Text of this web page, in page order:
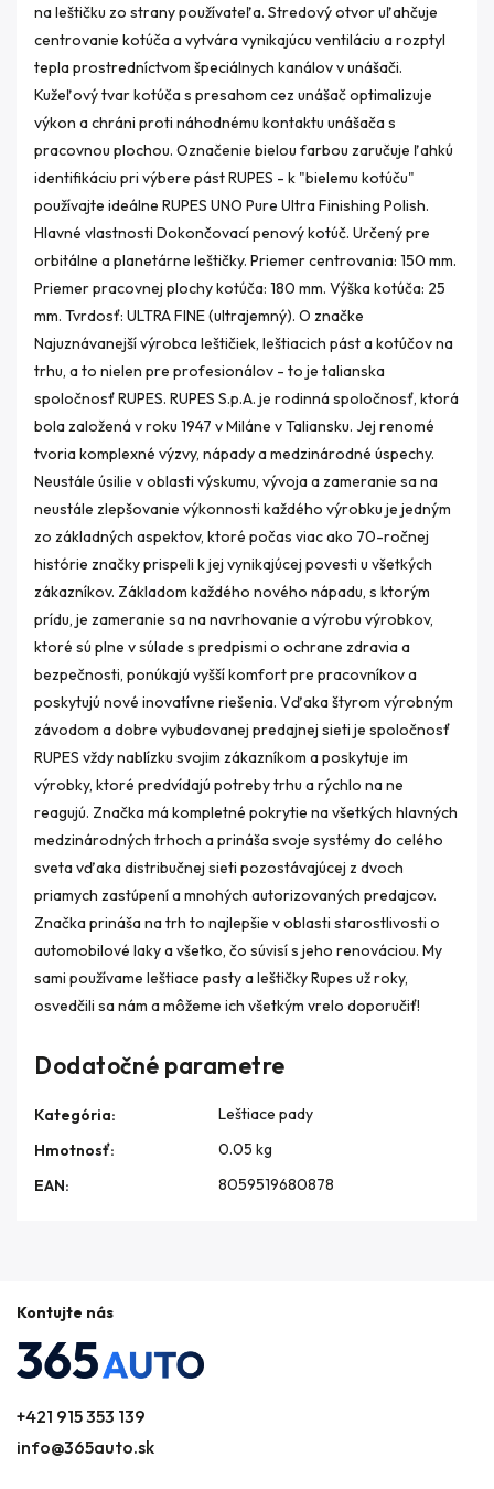
na leštičku zo strany používateľa. Stredový otvor uľahčuje
centrovanie kotúča a vytvára vynikajúcu ventiláciu a rozptyl
tepla prostredníctvom špeciálnych kanálov v unášači.
Kužeľový tvar kotúča s presahom cez unášač optimalizuje
výkon a chráni proti náhodnému kontaktu unášača s
pracovnou plochou. Označenie bielou farbou zaručuje ľahkú
identifikáciu pri výbere pást RUPES - k "bielemu kotúču"
používajte ideálne RUPES UNO Pure Ultra Finishing Polish.
Hlavné vlastnosti Dokončovací penový kotúč. Určený pre
orbitálne a planetárne leštičky. Priemer centrovania: 150 mm.
Priemer pracovnej plochy kotúča: 180 mm. Výška kotúča: 25
mm. Tvrdosť: ULTRA FINE (ultrajemný). O značke
Najuznávanejší výrobca leštičiek, leštiacich pást a kotúčov na
trhu, a to nielen pre profesionálov - to je talianska
spoločnosť RUPES. RUPES S.p.A. je rodinná spoločnosť, ktorá
bola založená v roku 1947 v Miláne v Taliansku. Jej renomé
tvoria komplexné výzvy, nápady a medzinárodné úspechy.
Neustále úsilie v oblasti výskumu, vývoja a zameranie sa na
neustále zlepšovanie výkonnosti každého výrobku je jedným
zo základných aspektov, ktoré počas viac ako 70-ročnej
histórie značky prispeli k jej vynikajúcej povesti u všetkých
zákazníkov. Základom každého nového nápadu, s ktorým
prídu, je zameranie sa na navrhovanie a výrobu výrobkov,
ktoré sú plne v súlade s predpismi o ochrane zdravia a
bezpečnosti, ponúkajú vyšší komfort pre pracovníkov a
poskytujú nové inovatívne riešenia. Vďaka štyrom výrobným
závodom a dobre vybudovanej predajnej sieti je spoločnosť
RUPES vždy nablízku svojim zákazníkom a poskytuje im
výrobky, ktoré predvídajú potreby trhu a rýchlo na ne
reagujú. Značka má kompletné pokrytie na všetkých hlavných
medzinárodných trhoch a prináša svoje systémy do celého
sveta vďaka distribučnej sieti pozostávajúcej z dvoch
priamych zastúpení a mnohých autorizovaných predajcov.
Značka prináša na trh to najlepšie v oblasti starostlivosti o
automobilové laky a všetko, čo súvisí s jeho renováciou. My
sami používame leštiace pasty a leštičky Rupes už roky,
osvedčili sa nám a môžeme ich všetkým vrelo doporučiť!
Dodatočné parametre
Kategória:
Leštiace pady
Hmotnosť:
0.05 kg
EAN: 8059519680878
Kontujte nás
+421 915 353 139
info@365auto.sk